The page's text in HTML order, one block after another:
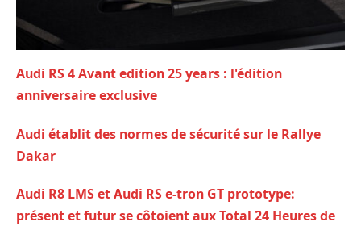
Audi RS 4 Avant edition 25 years : l'édition
anniversaire exclusive
Audi établit des normes de sécurité sur le Rallye
Dakar
Audi R8 LMS et Audi RS e-tron GT prototype:
présent et futur se côtoient aux Total 24 Heures de